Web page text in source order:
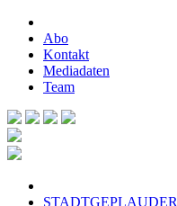
Abo
Kontakt
Mediadaten
Team
STADTGEPLAUDER